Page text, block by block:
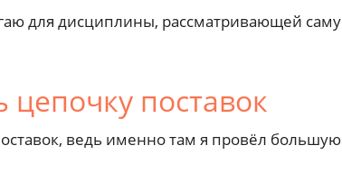
для дисциплины, рассматривающей саму
цепочку поставок
ведь именно там я провёл большую